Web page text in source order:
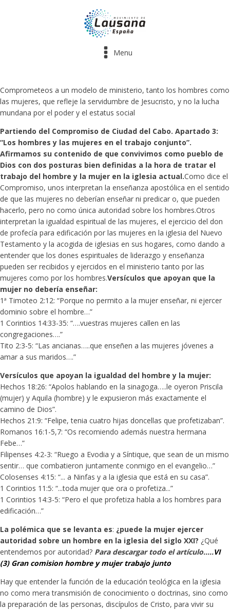
Menu
Comprometeos a un modelo de ministerio, tanto los hombres como
las mujeres, que refleje la servidumbre de Jesucristo, y no la lucha
mundana por el poder y el estatus social
Partiendo del Compromiso de Ciudad del Cabo. Apartado 3:
“Los hombres y las mujeres en el trabajo conjunto”.
Afirmamos su contenido de que convivimos como pueblo de
Dios con dos posturas bien definidas a la hora de tratar el
trabajo del hombre y la mujer en la iglesia actual.Como dice el
Compromiso, unos interpretan la enseñanza apostólica en el sentido
de que las mujeres no deberían enseñar ni predicar o, que pueden
hacerlo, pero no como única autoridad sobre los hombres.Otros
interpretan la igualdad espiritual de las mujeres, el ejercicio del don
de profecía para edificación por las mujeres en la iglesia del Nuevo
Testamento y la acogida de iglesias en sus hogares, como dando a
entender que los dones espirituales de liderazgo y enseñanza
pueden ser recibidos y ejercidos en el ministerio tanto por las
mujeres como por los hombres.Versículos que apoyan que la
mujer no debería enseñar:
1ª Timoteo 2:12: “Porque no permito a la mujer enseñar, ni ejercer
dominio sobre el hombre…”
1 Corintios 14:33-35: “….vuestras mujeres callen en las
congregaciones….”
Tito 2:3-5: “Las ancianas…..que enseñen a las mujeres jóvenes a
amar a sus maridos….”
Versículos que apoyan la igualdad del hombre y la mujer:
Hechos 18:26: “Apolos hablando en la sinagoga…..le oyeron Priscila
(mujer) y Aquila (hombre) y le expusieron más exactamente el
camino de Dios”.
Hechos 21:9: “Felipe, tenia cuatro hijas doncellas que profetizaban”.
Romanos 16:1-5,7: “Os recomiendo además nuestra hermana
Febe…”
Filipenses 4:2-3: “Ruego a Evodia y a Síntique, que sean de un mismo
sentir… que combatieron juntamente conmigo en el evangelio…”
Colosenses 4:15: “... a Ninfas y a la iglesia que está en su casa”.
1 Corintios 11:5: “...toda mujer que ora o profetiza...”
1 Corintios 14:3-5: “Pero el que profetiza habla a los hombres para
edificación…”
La polémica que se levanta es: ¿puede la mujer ejercer
autoridad sobre un hombre en la iglesia del siglo XXI? ¿Qué
entendemos por autoridad? Para descargar todo el artículo.....VI
(3) Gran comision hombre y mujer trabajo junto
Hay que entender la función de la educación teológica en la iglesia
no como mera transmisión de conocimiento o doctrinas, sino como
la preparación de las personas, discípulos de Cristo, para vivir su